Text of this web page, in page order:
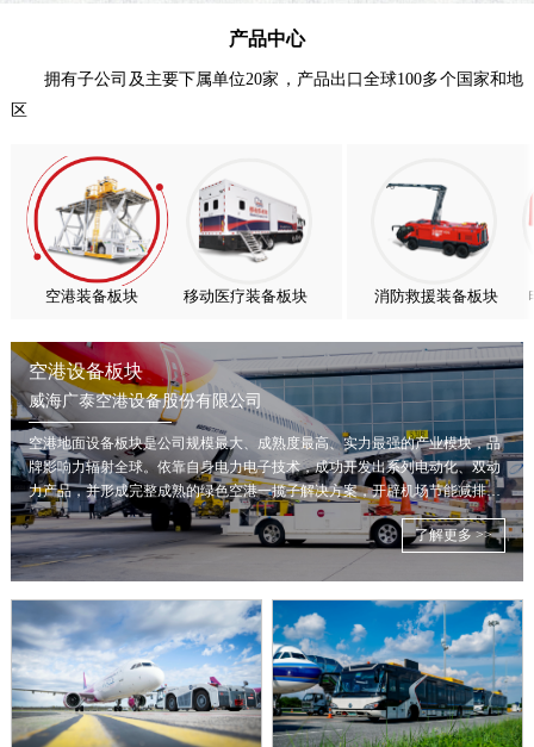
热烈庆祝中国共产党成立105周年！
亚太市场订单高速突破，威海广泰海外业务稳步进阶
热烈庆祝中国共产党成立105周年！
亚太市场订单高速突破，威海广泰海外业务稳步进阶
扬帆出海，聚力同行｜广大航服开启国际化新征程
产品中心
拥有子公司及主要下属单位20家，产品出口全球100多个国家和地
区
空港装备板块 移动医疗装备板块 消防救援装备板块
空港设备板块
威海广泰空港设备股份有限公司
空港地面设备板块是公司规模最大、成熟度最高、实力最强的产业模块，品
牌影响力辐射全球。依靠自身电力电子技术，成功开发出系列电动化、双动
力产品，并形成完整成熟的绿色空港一揽子解决方案，开辟机场节能减排新
局面。
了解更多 >>